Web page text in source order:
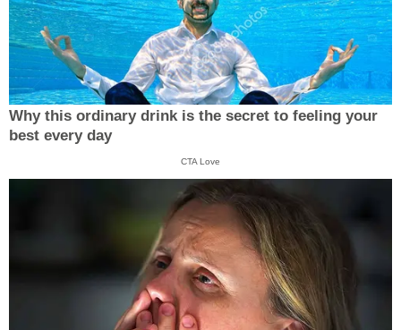
Why this ordinary drink is the secret to feeling your
best every day
CTA Love